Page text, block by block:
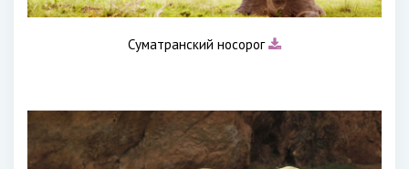
Суматранский носорог